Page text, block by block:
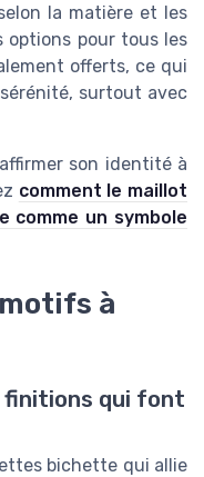
la matière et les
options pour tous les
offerts, ce qui
surtout avec
son identité à
comment le maillot
comme un symbole
à
finitions qui font
bichette qui allie